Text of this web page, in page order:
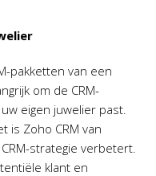
pakketten van een
om de CRM-
eigen juwelier past.
is Zoho CRM van
strategie verbetert.
klant en